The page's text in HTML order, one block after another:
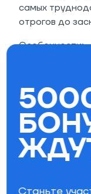
самых
отрогов до
Особенности:
Верх:
двойным
Скользяк
Станьте